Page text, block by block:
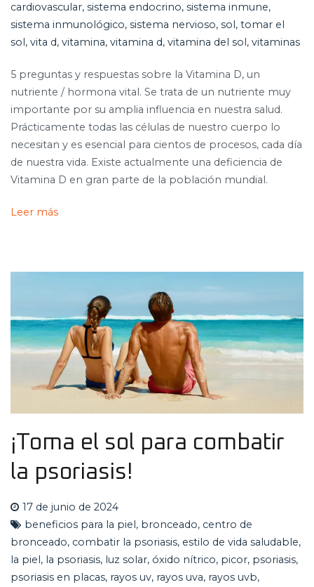
cardiovascular, sistema endocrino, sistema inmune,
sistema inmunológico, sistema nervioso, sol, tomar el
sol, vita d, vitamina, vitamina d, vitamina del sol, vitaminas
5 preguntas y respuestas sobre la Vitamina D, un
nutriente / hormona vital. Se trata de un nutriente muy
importante por su amplia influencia en nuestra salud.
Prácticamente todas las células de nuestro cuerpo lo
necesitan y es esencial para cientos de procesos, cada día
de nuestra vida. Existe actualmente una deficiencia de
Vitamina D en gran parte de la población mundial.
Leer más
¡Toma el sol para combatir
la psoriasis!
17 de junio de 2024
beneficios para la piel, bronceado, centro de
bronceado, combatir la psoriasis, estilo de vida saludable,
la piel, la psoriasis, luz solar, óxido nítrico, picor, psoriasis,
psoriasis en placas, rayos uv, rayos uva, rayos uvb,